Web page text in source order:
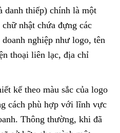
danh thiếp) chính là một
nhật chứa đựng các
nghiệp như logo, tên
thoại liên lạc, địa chỉ
kế theo màu sắc của logo
cách phù hợp với lĩnh vực
Thông thường, khi đã